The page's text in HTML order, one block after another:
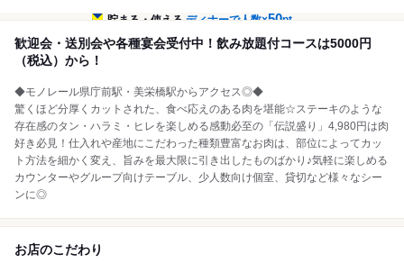
貯まる・使えるディナーで人数×50pt
歓迎会・送別会や各種宴会受付中！飲み放題付コースは5000円
（税込）から！
◆モノレール県庁前駅・美栄橋駅からアクセス◎◆
驚くほど分厚くカットされた、食べ応えのある肉を堪能☆ステーキのような
存在感のタン・ハラミ・ヒレを楽しめる感動必至の「伝説盛り」4,980円は肉
好き必見！仕入れや産地にこだわった種類豊富なお肉は、部位によってカッ
ト方法を細かく変え、旨みを最大限に引き出したものばかり♪気軽に楽しめる
カウンターやグループ向けテーブル、少人数向け個室、貸切など様々なシー
ンに◎
お店のこだわり